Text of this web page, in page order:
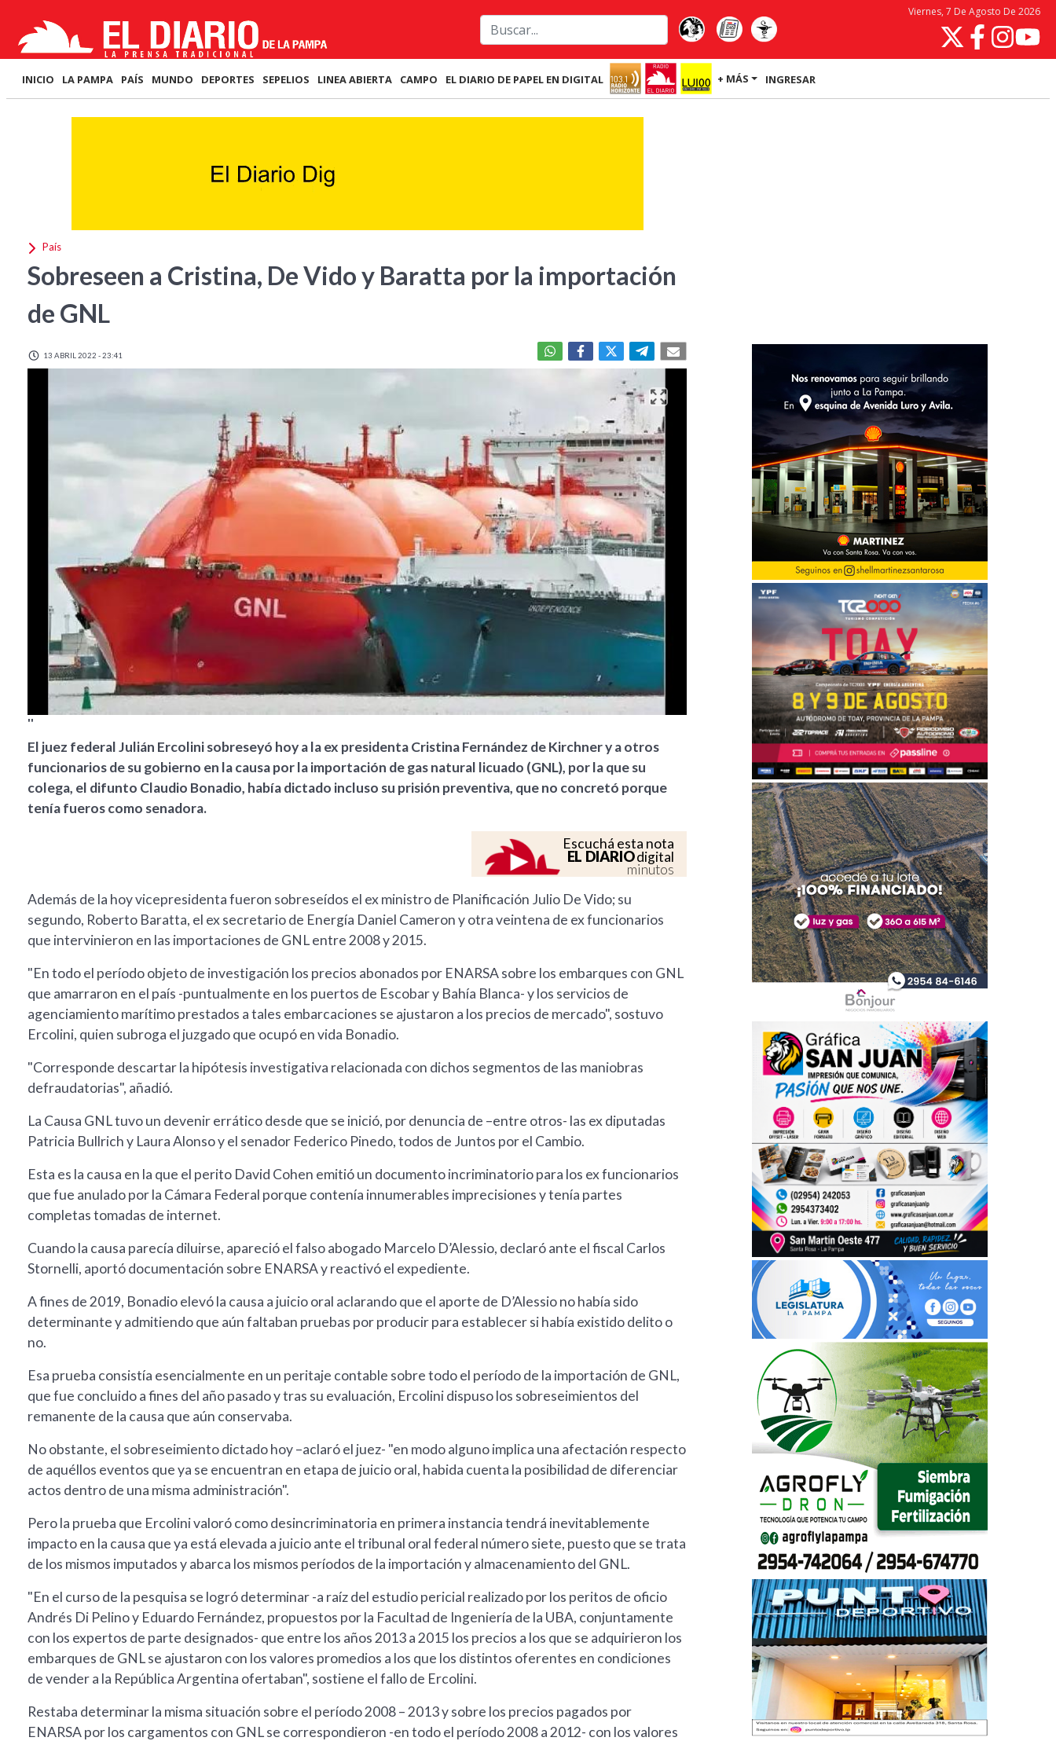
Viernes, 7 De Agosto De 2026
INICIO LA PAMPA PAÍS MUNDO DEPORTES SEPELIOS LINEA ABIERTA CAMPO EL DIARIO DE PAPEL EN DIGITAL + MÁS INGRESAR
País
Sobreseen a Cristina, De Vido y Baratta por la importación
de GNL
13 ABRIL 2022 - 23:41
''
El juez federal Julián Ercolini sobreseyó hoy a la ex presidenta Cristina Fernández de Kirchner y a otros
funcionarios de su gobierno en la causa por la importación de gas natural licuado (GNL), por la que su
colega, el difunto Claudio Bonadio, había dictado incluso su prisión preventiva, que no concretó porque
tenía fueros como senadora.
Escuchá esta nota
EL DIARIOdigital
minutos
Además de la hoy vicepresidenta fueron sobreseídos el ex ministro de Planificación Julio De Vido; su
segundo, Roberto Baratta, el ex secretario de Energía Daniel Cameron y otra veintena de ex funcionarios
que intervinieron en las importaciones de GNL entre 2008 y 2015.
"En todo el período objeto de investigación los precios abonados por ENARSA sobre los embarques con GNL
que amarraron en el país -puntualmente en los puertos de Escobar y Bahía Blanca- y los servicios de
agenciamiento marítimo prestados a tales embarcaciones se ajustaron a los precios de mercado", sostuvo
Ercolini, quien subroga el juzgado que ocupó en vida Bonadio.
"Corresponde descartar la hipótesis investigativa relacionada con dichos segmentos de las maniobras
defraudatorias", añadió.
La Causa GNL tuvo un devenir errático desde que se inició, por denuncia de –entre otros- las ex diputadas
Patricia Bullrich y Laura Alonso y el senador Federico Pinedo, todos de Juntos por el Cambio.
Esta es la causa en la que el perito David Cohen emitió un documento incriminatorio para los ex funcionarios
que fue anulado por la Cámara Federal porque contenía innumerables imprecisiones y tenía partes
completas tomadas de internet.
Cuando la causa parecía diluirse, apareció el falso abogado Marcelo D’Alessio, declaró ante el fiscal Carlos
Stornelli, aportó documentación sobre ENARSA y reactivó el expediente.
A fines de 2019, Bonadio elevó la causa a juicio oral aclarando que el aporte de D’Alessio no había sido
determinante y admitiendo que aún faltaban pruebas por producir para establecer si había existido delito o
no.
Esa prueba consistía esencialmente en un peritaje contable sobre todo el período de la importación de GNL,
que fue concluido a fines del año pasado y tras su evaluación, Ercolini dispuso los sobreseimientos del
remanente de la causa que aún conservaba.
No obstante, el sobreseimiento dictado hoy –aclaró el juez- "en modo alguno implica una afectación respecto
de aquéllos eventos que ya se encuentran en etapa de juicio oral, habida cuenta la posibilidad de diferenciar
actos dentro de una misma administración".
Pero la prueba que Ercolini valoró como desincriminatoria en primera instancia tendrá inevitablemente
impacto en la causa que ya está elevada a juicio ante el tribunal oral federal número siete, puesto que se trata
de los mismos imputados y abarca los mismos períodos de la importación y almacenamiento del GNL.
"En el curso de la pesquisa se logró determinar -a raíz del estudio pericial realizado por los peritos de oficio
Andrés Di Pelino y Eduardo Fernández, propuestos por la Facultad de Ingeniería de la UBA, conjuntamente
con los expertos de parte designados- que entre los años 2013 a 2015 los precios a los que se adquirieron los
embarques de GNL se ajustaron con los valores promedios a los que los distintos oferentes en condiciones
de vender a la República Argentina ofertaban", sostiene el fallo de Ercolini.
Restaba determinar la misma situación sobre el período 2008 – 2013 y sobre los precios pagados por
ENARSA por los cargamentos con GNL se correspondieron -en todo el período 2008 a 2012- con los valores